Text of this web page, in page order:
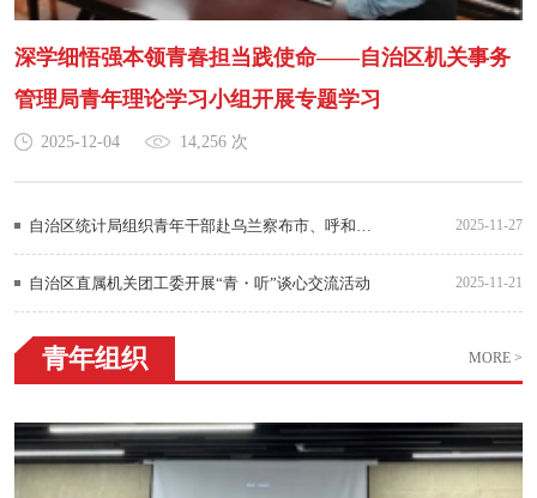
深学细悟强本领青春担当践使命——自治区机关事务
管理局青年理论学习小组开展专题学习
2025-12-04 14,256 次
2025-11-27
自治区直属机关团工委开展“青・听”谈心交流活动 2025-11-21
青年组织 MORE >